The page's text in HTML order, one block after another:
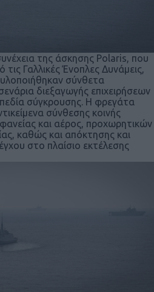
της άσκησης Polaris, που
Γαλλικές Ένοπλες Δυνάμεις,
σύνθετα
διεξαγωγής επιχειρήσεων
σύγκρουσης. Η φρεγάτα
σύνθεσης κοινής
και αέρος, προχωρητικών
καθώς και απόκτησης και
στο πλαίσιο εκτέλεσης